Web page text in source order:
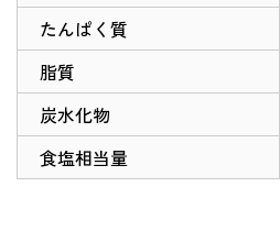
たんぱく質
脂質
炭水化物
食塩相当量